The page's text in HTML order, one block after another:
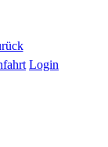
Login